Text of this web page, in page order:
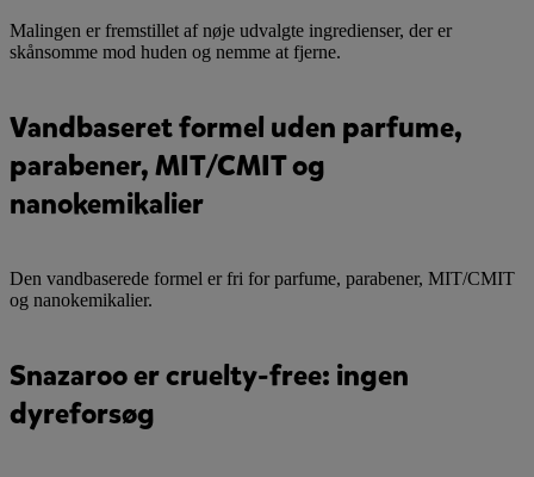
Malingen er fremstillet af nøje udvalgte ingredienser, der er
skånsomme mod huden og nemme at fjerne.
Vandbaseret formel uden parfume,
parabener, MIT/CMIT og
nanokemikalier
Den vandbaserede formel er fri for parfume, parabener, MIT/CMIT
og nanokemikalier.
Snazaroo er cruelty-free: ingen
dyreforsøg